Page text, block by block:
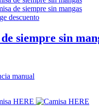
siempre sin